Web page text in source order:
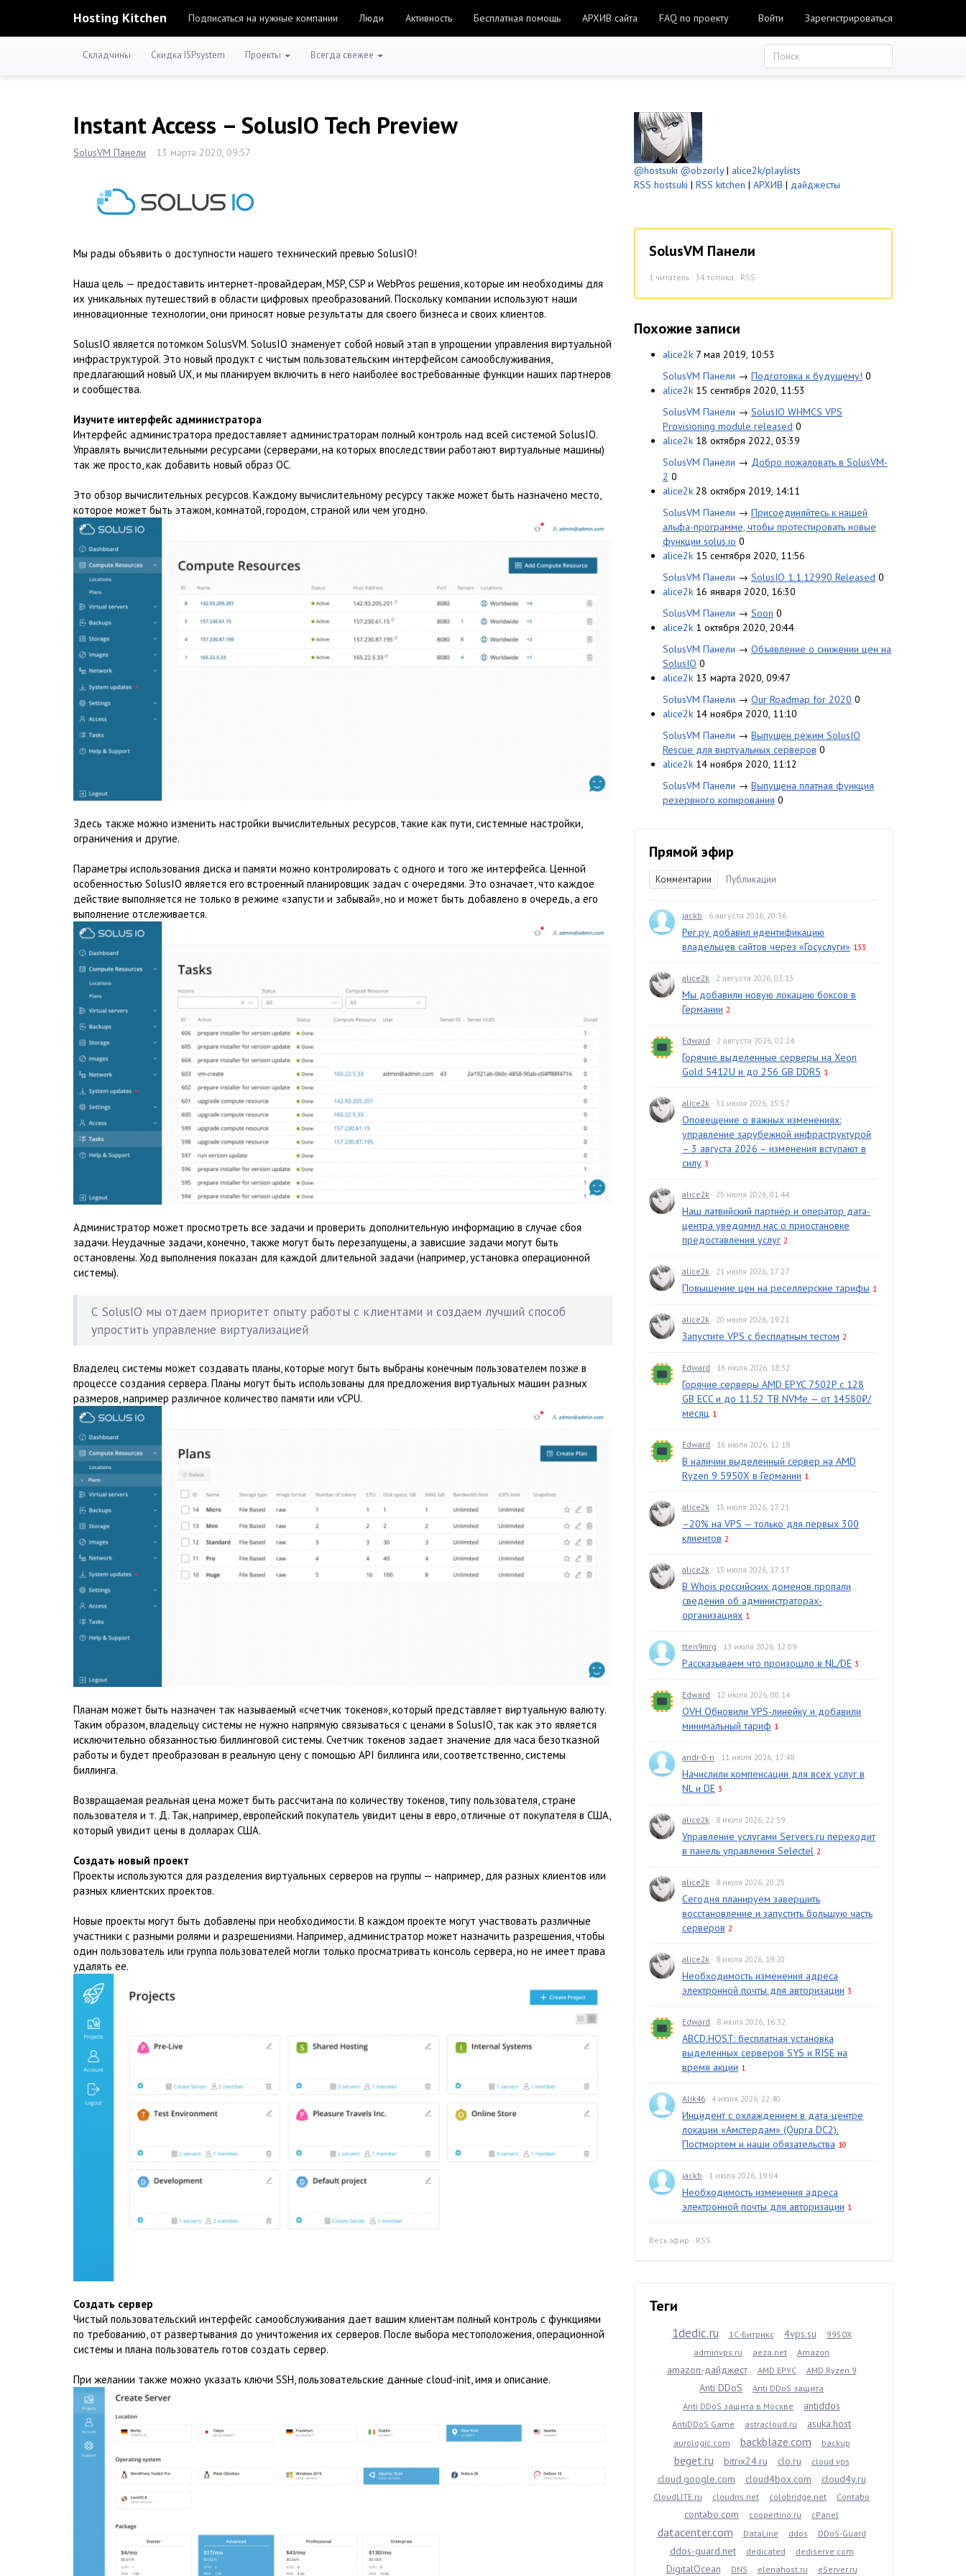
Hosting Kitchen Подписаться на нужные компании Люди Активность Бесплатная помощь АРХИВ сайта FAQ по проекту Войти Зарегистрироваться
Складчины Скидка ISPsystem Проекты Всегда свежее
Instant Access – SolusIO Tech Preview
SolusVM Панели 13 марта 2020, 09:57
Мы рады объявить о доступности нашего технический превью SolusIO!
Наша цель — предоставить интернет-провайдерам, MSP, CSP и WebPros решения, которые им необходимы для
их уникальных путешествий в области цифровых преобразований. Поскольку компании используют наши
инновационные технологии, они приносят новые результаты для своего бизнеса и своих клиентов.
SolusIO является потомком SolusVM. SolusIO знаменует собой новый этап в упрощении управления виртуальной
инфраструктурой. Это новый продукт с чистым пользовательским интерфейсом самообслуживания,
предлагающий новый UX, и мы планируем включить в него наиболее востребованные функции наших партнеров
и сообщества.
Изучите интерфейс администратора
Интерфейс администратора предоставляет администраторам полный контроль над всей системой SolusIO.
Управлять вычислительными ресурсами (серверами, на которых впоследствии работают виртуальные машины)
так же просто, как добавить новый образ ОС.
Это обзор вычислительных ресурсов. Каждому вычислительному ресурсу также может быть назначено место,
которое может быть этажом, комнатой, городом, страной или чем угодно.
Здесь также можно изменить настройки вычислительных ресурсов, такие как пути, системные настройки,
ограничения и другие.
Параметры использования диска и памяти можно контролировать с одного и того же интерфейса. Ценной
особенностью SolusIO является его встроенный планировщик задач с очередями. Это означает, что каждое
действие выполняется не только в режиме «запусти и забывай», но и может быть добавлено в очередь, а его
выполнение отслеживается.
Администратор может просмотреть все задачи и проверить дополнительную информацию в случае сбоя
задачи. Неудачные задачи, конечно, также могут быть перезапущены, а зависшие задачи могут быть
остановлены. Ход выполнения показан для каждой длительной задачи (например, установка операционной
системы).
С SolusIO мы отдаем приоритет опыту работы с клиентами и создаем лучший способ
упростить управление виртуализацией
Владелец системы может создавать планы, которые могут быть выбраны конечным пользователем позже в
процессе создания сервера. Планы могут быть использованы для предложения виртуальных машин разных
размеров, например различное количество памяти или vCPU.
Планам может быть назначен так называемый «счетчик токенов», который представляет виртуальную валюту.
Таким образом, владельцу системы не нужно напрямую связываться с ценами в SolusIO, так как это является
исключительно обязанностью биллинговой системы. Счетчик токенов задает значение для часа безотказной
работы и будет преобразован в реальную цену с помощью API биллинга или, соответственно, системы
биллинга.
Возвращаемая реальная цена может быть рассчитана по количеству токенов, типу пользователя, стране
пользователя и т. Д. Так, например, европейский покупатель увидит цены в евро, отличные от покупателя в США,
который увидит цены в долларах США.
Создать новый проект
Проекты используются для разделения виртуальных серверов на группы — например, для разных клиентов или
разных клиентских проектов.
Новые проекты могут быть добавлены при необходимости. В каждом проекте могут участвовать различные
участники с разными ролями и разрешениями. Например, администратор может назначить разрешения, чтобы
один пользователь или группа пользователей могли только просматривать консоль сервера, но не имеет права
удалять ее.
Создать сервер
Чистый пользовательский интерфейс самообслуживания дает вашим клиентам полный контроль с функциями
по требованию, от развертывания до уничтожения их серверов. После выбора местоположения, операционной
системы и плана пользователь готов создать сервер.
При желании также можно указать ключи SSH, пользовательские данные cloud-init, имя и описание.
@hostsuki @obzorly| alice2k/playlists
RSS hostsuki | RSS kitchen | АРХИВ | дайджесты
SolusVM Панели
1 читатель · 34 топика · RSS
Похожие записи
alice2k 7 мая 2019, 10:53
SolusVM Панели → Подготовка к будущему! 0
alice2k 15 сентября 2020, 11:53
SolusVM Панели → SolusIO WHMCS VPS
Provisioning module released 0
alice2k 18 октября 2022, 03:39
SolusVM Панели → Добро пожаловать в SolusVM-
2 0
alice2k 28 октября 2019, 14:11
SolusVM Панели → Присоединяйтесь к нашей
альфа-программе, чтобы протестировать новые
функции solus.io 0
alice2k 15 сентября 2020, 11:56
SolusVM Панели → SolusIO 1.1.12990 Released 0
alice2k 16 января 2020, 16:30
SolusVM Панели → Soon 0
alice2k 1 октября 2020, 20:44
SolusVM Панели → Объявление о снижении цен на
SolusIO 0
alice2k 13 марта 2020, 09:47
SolusVM Панели → Our Roadmap for 2020 0
alice2k 14 ноября 2020, 11:10
SolusVM Панели → Выпущен режим SolusIO
Rescue для виртуальных серверов 0
alice2k 14 ноября 2020, 11:12
SolusVM Панели → Выпущена платная функция
резервного копирования 0
Прямой эфир
Комментарии Публикации
jackb · 6 августа 2026, 20:36
Рег.ру добавил идентификацию
владельцев сайтов через «Госуслуги» 133
alice2k · 2 августа 2026, 03:13
Мы добавили новую локацию боксов в
Германии 2
Edward · 2 августа 2026, 02:24
Горячие выделенные серверы на Xeon
Gold 5412U и до 256 GB DDR5 1
alice2k · 31 июля 2026, 15:57
Оповещение о важных изменениях:
управление зарубежной инфраструктурой
– 3 августа 2026 – изменения вступают в
силу 3
alice2k · 25 июля 2026, 01:44
Наш латвийский партнёр и оператор дата-
центра уведомил нас о приостановке
предоставления услуг 2
alice2k · 21 июля 2026, 17:27
Повышение цен на реселлерские тарифы 1
alice2k · 20 июля 2026, 19:21
Запустите VPS с бесплатным тестом 2
Edward · 16 июля 2026, 18:32
Горячие серверы AMD EPYC 7502P с 128
GB ECC и до 11.52 TB NVMe — от 14580₽/
месяц 1
Edward · 16 июля 2026, 12:18
В наличии выделенный сервер на AMD
Ryzen 9 5950X в Германии 1
alice2k · 15 июля 2026, 17:21
–20% на VPS — только для первых 300
клиентов 2
alice2k · 15 июля 2026, 17:17
В Whois российских доменов пропали
сведения об администраторах-
организациях 1
tten9mrg · 13 июля 2026, 12:09
Рассказываем что произошло в NL/DE 3
Edward · 12 июля 2026, 00:14
OVH Обновили VPS-линейку и добавили
минимальный тариф 1
andr-0-n · 11 июля 2026, 17:48
Начислили компенсации для всех услуг в
NL и DE 3
alice2k · 8 июля 2026, 22:59
Управление услугами Servers.ru переходит
в панель управления Selectel 2
alice2k · 8 июля 2026, 20:25
Сегодня планируем завершить
восстановление и запустить большую часть
серверов 2
alice2k · 8 июля 2026, 19:20
Необходимость изменения адреса
электронной почты для авторизации 3
Edward · 8 июля 2026, 16:32
ABCD.HOST: бесплатная установка
выделенных серверов SYS и RISE на
время акции 1
Alik46 · 4 июля 2026, 22:40
Инцидент с охлаждением в дата-центре
локации «Амстердам» (Qupra DC2).
Постмортем и наши обязательства 10
jackb · 1 июля 2026, 19:04
Необходимость изменения адреса
электронной почты для авторизации 1
Весь эфир · RSS
Теги
1dedic.ru 1С-Битрикс 4vps.su
9950X
adminvps.ru
aeza.net Amazon
amazon-дайджест AMD EPYC AMD Ryzen 9
Anti DDoS
Anti DDoS защита
Anti DDoS защита в Москве
antiddos
AntiDDoS Game astracloud.ru asuka.host
aurologic.com backblaze.com backup
beget.ru bitrix24.ru clo.ru cloud vps
cloud.google.com cloud4box.com cloud4y.ru
CloudLITE.ru cloudns.net colobridge.net Contabo
contabo.com coopertino.ru cPanel
datacenter.com DataLine ddos DDoS-Guard
ddos-guard.net dedicated dediserve.com
DigitalOcean DNS elenahost.ru eServer.ru